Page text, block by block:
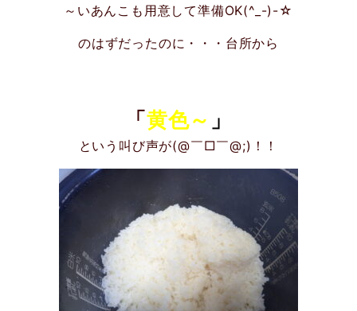
～いあんこも用意して準備OK(^_-)-☆
のはずだったのに・・・台所から
「黄色～ 」
という叫び声が(@￣□￣@;)！！